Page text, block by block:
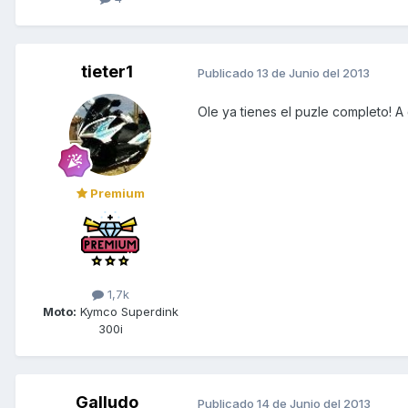
tieter1
Premium
1,7k
Moto: Kymco Superdink
300i
Publicado 13 de Junio del 2013
Ole ya tienes el puzle completo! A
Galludo Publicado 14 de Junio del 2013